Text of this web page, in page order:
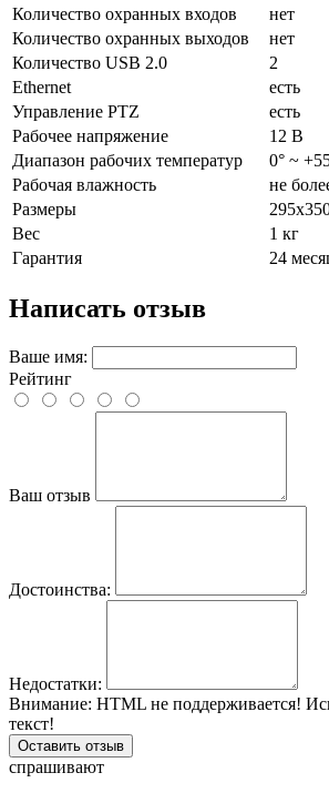
Количество охранных входов
нет
Количество охранных выходов
нет
Количество USB 2.0
2
Ethernet
есть
Управление PTZ
есть
Рабочее напряжение
12 В
Диапазон рабочих температур
0° ~
Рабочая влажность
не
Размеры
Вес
1 кг
Гарантия
24
Написать отзыв
Ваше имя:
Рейтинг
Ваш отзыв
Достоинства:
Недостатки:
Внимание: HTML не поддерживается!
текст!
Оставить отзыв
спрашивают